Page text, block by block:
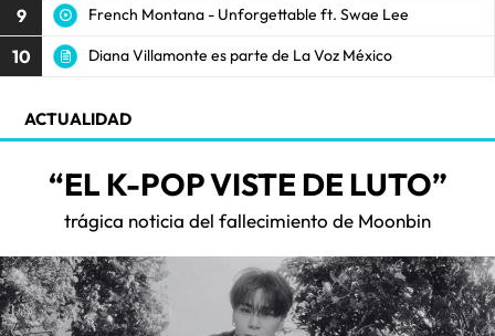
9 French Montana - Unforgettable ft. Swae Lee
10 Diana Villamonte es parte de La Voz México
ACTUALIDAD
“EL K-POP VISTE DE LUTO”
trágica noticia del fallecimiento de Moonbin